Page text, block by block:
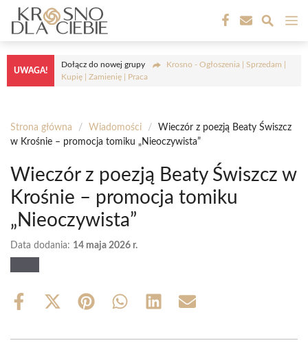
Przejdź
treści
UWAGA!
Dołącz do nowej grupy
Krosno - Ogłoszenia | Sprzedam |
Kupię | Zamienię | Praca
Strona główna / Wiadomości /
Wieczór z poezją Beaty Świszcz
w Krośnie – promocja tomiku „Nieoczywista”
Wieczór z poezją Beaty Świszcz w
Krośnie – promocja tomiku
„Nieoczywista”
Data dodania: 14 maja 2026 r.
Share
Share
(Twitter)
Share Share Share Share